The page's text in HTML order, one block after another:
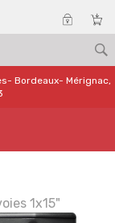
Bordeaux- Mérignac,
1x15"